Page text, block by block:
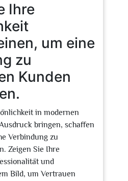
Ihre
um eine
zu
Kunden
in modernen
bringen, schaffen
Verbindung zu
Zeigen Sie Ihre
und
Bild, um Vertrauen